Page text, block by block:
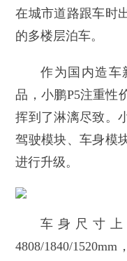
在城市道路跟车时
的多楼层泊车。
作为国内造车
品，小鹏P5注重性
挥到了淋漓尽致。
驾驶模块、车身模
进行升级。
车身尺寸
4808/1840/